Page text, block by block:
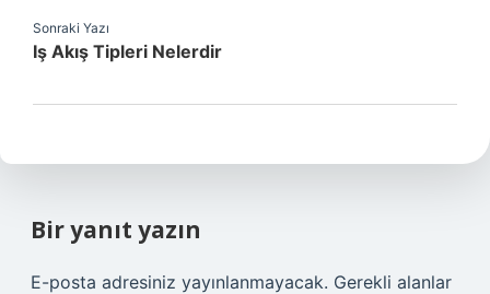
Sonraki Yazı
Iş Akış Tipleri Nelerdir
Bir yanıt yazın
E-posta adresiniz yayınlanmayacak. Gerekli alanlar